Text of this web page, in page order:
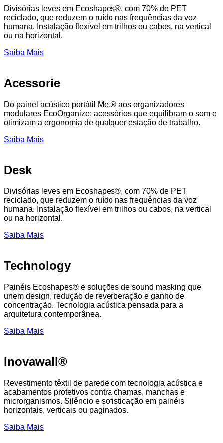
Divisórias leves em Ecoshapes®, com 70% de PET
reciclado, que reduzem o ruído nas frequências da voz
humana. Instalação flexível em trilhos ou cabos, na vertical
ou na horizontal.
Saiba Mais
Acessorie
Do painel acústico portátil Me.® aos organizadores
modulares EcoOrganize: acessórios que equilibram o som e
otimizam a ergonomia de qualquer estação de trabalho.
Saiba Mais
Desk
Divisórias leves em Ecoshapes®, com 70% de PET
reciclado, que reduzem o ruído nas frequências da voz
humana. Instalação flexível em trilhos ou cabos, na vertical
ou na horizontal.
Saiba Mais
Technology
Painéis Ecoshapes® e soluções de sound masking que
unem design, redução de reverberação e ganho de
concentração. Tecnologia acústica pensada para a
arquitetura contemporânea.
Saiba Mais
Inovawall®
Revestimento têxtil de parede com tecnologia acústica e
acabamentos protetivos contra chamas, manchas e
microrganismos. Silêncio e sofisticação em painéis
horizontais, verticais ou paginados.
Saiba Mais